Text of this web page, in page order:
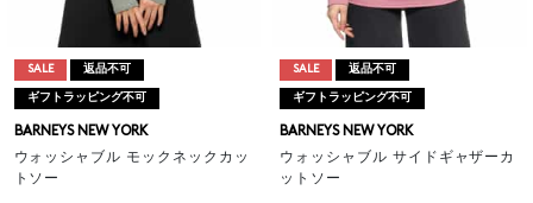
SALE 返品不可
ギフトラッピング不可
BARNEYS NEW YORK
ウォッシャブル モックネックカッ
トソー
SALE 返品不可
ギフトラッピング不可
BARNEYS NEW YORK
ウォッシャブル サイドギャザーカ
ットソー